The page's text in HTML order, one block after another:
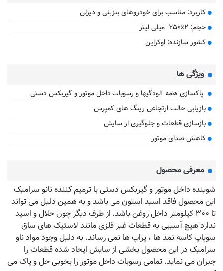
کاربرد: مناسب برای خودروهای بنزینی و دیزلی
حجم: ۲۵۰x۲ میلی لیتر
کشور سازنده: اوکراین
ویژگی ها
پاکسازی همه آلودگیها و رسوبات داخل موتور و گیربکس دستی
بازیابی حالت ارتجاعی رینگ های کمپرس
بازسازی قطعات و جلوگیری از سایش
کاهش صدای موتور
معرفی محصول
شوینده داخل موتور و گیربکس دستی با ترمیم کننده نانو سرامیک
این محصول فاقد اسید استون می باشد و به همین دلیل می تواند
تا ۳۰۰ کیلومتر داخل روغن باشد. از طرف دیگر چون حلال و اسید
ندارد هیچ آسیبی به قطعات غیر فلزی مانند لاستیک های ساق
سوپاپ کاسه نمد ها ، پراپ ها نمی رساند. به دلیل وجود مواد ناو
سرامیک در این محصول بخشی از سایش ایجاد شده قطعات را
جبران می نماید. تمامی رسوبات داخل موتور را بخوبی حل و پاک می